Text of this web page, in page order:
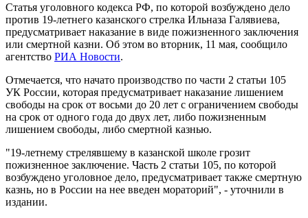
Статья уголовного кодекса РФ, по которой возбуждено дело
против 19-летнего казанского стрелка Ильназа Галявиева,
предусматривает наказание в виде пожизненного заключения
или смертной казни. Об этом во вторник, 11 мая, сообщило
агентство РИА Новости.
Отмечается, что начато производство по части 2 статьи 105
УК России, которая предусматривает наказание лишением
свободы на срок от восьми до 20 лет с ограничением свободы
на срок от одного года до двух лет, либо пожизненным
лишением свободы, либо смертной казнью.
"19-летнему стрелявшему в казанской школе грозит
пожизненное заключение. Часть 2 статьи 105, по которой
возбуждено уголовное дело, предусматривает также смертную
казнь, но в России на нее введен мораторий", - уточнили в
издании.